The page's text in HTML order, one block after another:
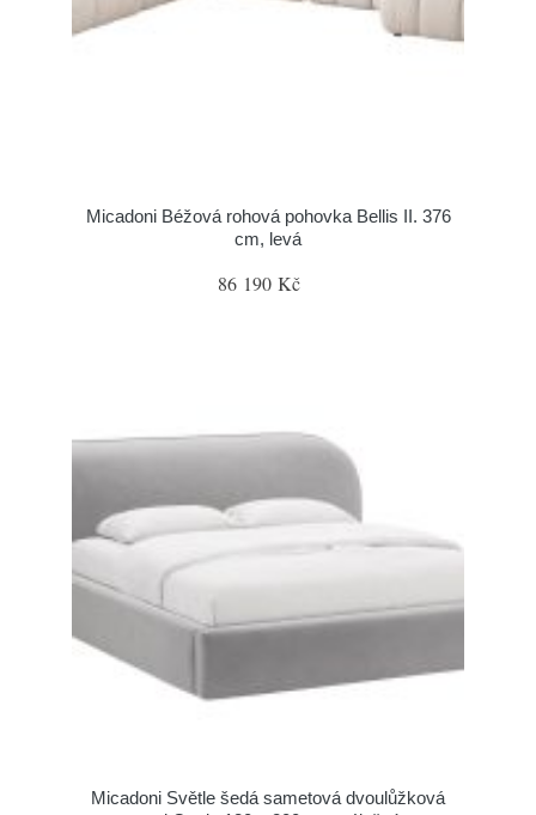
Micadoni Béžová rohová pohovka Bellis II. 376
cm, levá
86 190 Kč
Micadoni Světle šedá sametová dvoulůžková